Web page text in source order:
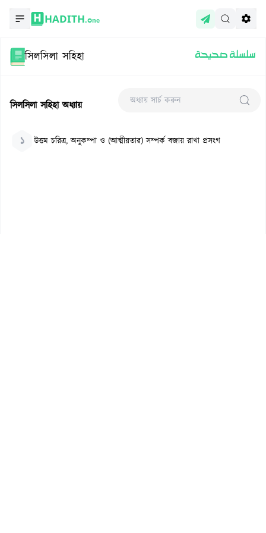
HADITH.One
সিলসিলা সহিহা سلسلة صحيحة
সিলসিলা সহিহা অধ্যায়
১ উত্তম চরিত্র, অনুকম্পা ও (আত্মীয়তার) সম্পর্ক বজায় রাখা প্রসংগ